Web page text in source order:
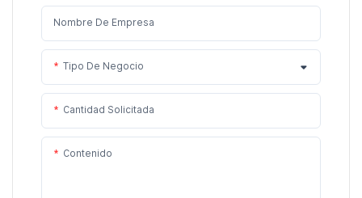
Nombre De Empresa
Tipo De Negocio
Cantidad Solicitada
Contenido